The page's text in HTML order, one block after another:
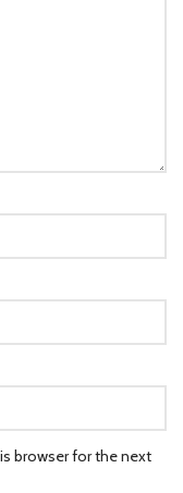
browser for the next